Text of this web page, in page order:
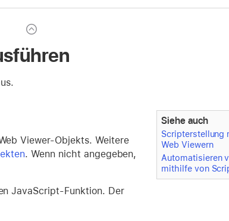
Siehe auch
Scripterstellung
Web Viewern
Automatisieren
mithilfe von
Viewer-Objekts. Weitere
. Wenn nicht angegeben,
JavaScript-Funktion. Der